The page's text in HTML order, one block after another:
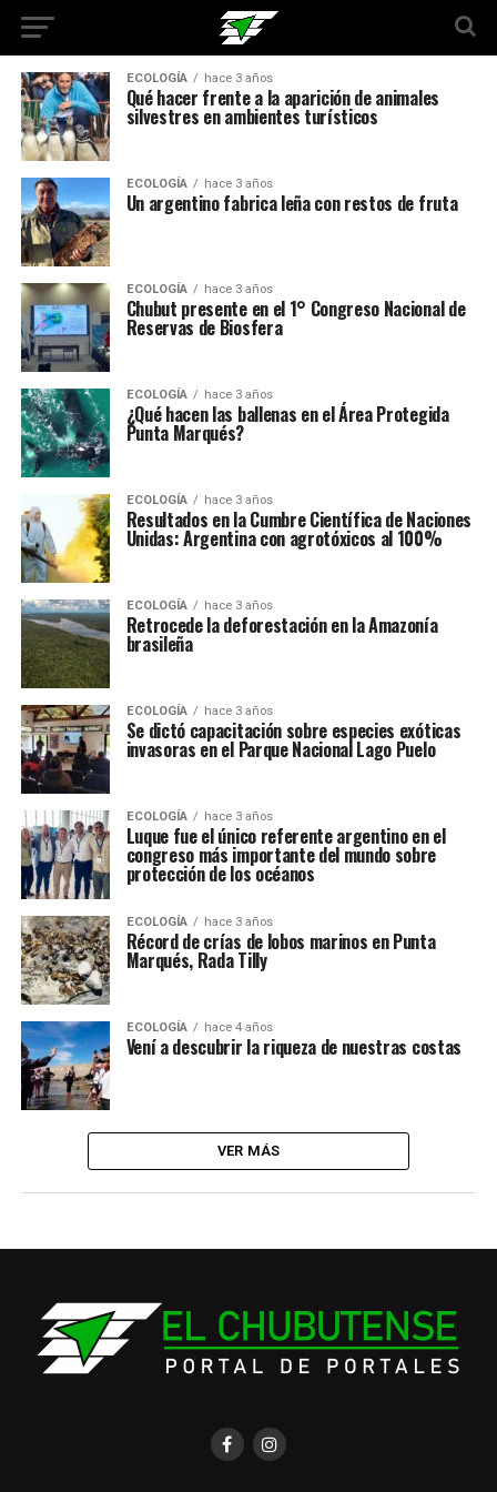
ECOLOGÍA hace 3 años
Qué hacer frente a la aparición de animales
silvestres en ambientes turísticos
ECOLOGÍA hace 3 años
Un argentino fabrica leña con restos de fruta
ECOLOGÍA hace 3 años
Chubut presente en el 1° Congreso Nacional de
Reservas de Biosfera
ECOLOGÍA hace 3 años
¿Qué hacen las ballenas en el Área Protegida
Punta Marqués?
ECOLOGÍA hace 3 años
Resultados en la Cumbre Científica de Naciones
Unidas: Argentina con agrotóxicos al 100%
ECOLOGÍA hace 3 años
Retrocede la deforestación en la Amazonía
brasileña
ECOLOGÍA hace 3 años
Se dictó capacitación sobre especies exóticas
invasoras en el Parque Nacional Lago Puelo
ECOLOGÍA hace 3 años
Luque fue el único referente argentino en el
congreso más importante del mundo sobre
protección de los océanos
ECOLOGÍA hace 3 años
Récord de crías de lobos marinos en Punta
Marqués, Rada Tilly
ECOLOGÍA hace 4 años
Vení a descubrir la riqueza de nuestras costas
VER MÁS